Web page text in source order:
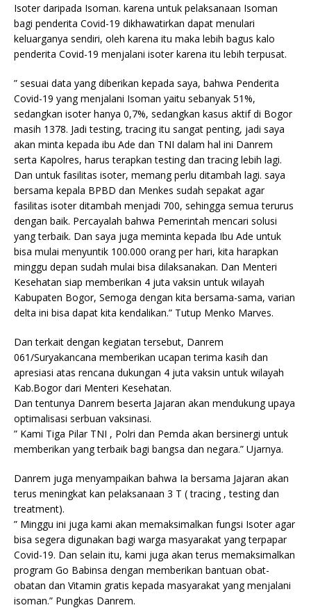
Isoter daripada Isoman. karena untuk pelaksanaan Isoman
bagi penderita Covid-19 dikhawatirkan dapat menulari
keluarganya sendiri, oleh karena itu maka lebih bagus kalo
penderita Covid-19 menjalani isoter karena itu lebih terpusat.
” sesuai data yang diberikan kepada saya, bahwa Penderita
Covid-19 yang menjalani Isoman yaitu sebanyak 51%,
sedangkan isoter hanya 0,7%, sedangkan kasus aktif di Bogor
masih 1378. Jadi testing, tracing itu sangat penting, jadi saya
akan minta kepada ibu Ade dan TNI dalam hal ini Danrem
serta Kapolres, harus terapkan testing dan tracing lebih lagi.
Dan untuk fasilitas isoter, memang perlu ditambah lagi. saya
bersama kepala BPBD dan Menkes sudah sepakat agar
fasilitas isoter ditambah menjadi 700, sehingga semua terurus
dengan baik. Percayalah bahwa Pemerintah mencari solusi
yang terbaik. Dan saya juga meminta kepada Ibu Ade untuk
bisa mulai menyuntik 100.000 orang per hari, kita harapkan
minggu depan sudah mulai bisa dilaksanakan. Dan Menteri
Kesehatan siap memberikan 4 juta vaksin untuk wilayah
Kabupaten Bogor, Semoga dengan kita bersama-sama, varian
delta ini bisa dapat kita kendalikan.” Tutup Menko Marves.
Dan terkait dengan kegiatan tersebut, Danrem
061/Suryakancana memberikan ucapan terima kasih dan
apresiasi atas rencana dukungan 4 juta vaksin untuk wilayah
Kab.Bogor dari Menteri Kesehatan.
Dan tentunya Danrem beserta Jajaran akan mendukung upaya
optimalisasi serbuan vaksinasi.
” Kami Tiga Pilar TNI , Polri dan Pemda akan bersinergi untuk
memberikan yang terbaik bagi bangsa dan negara.” Ujarnya.
Danrem juga menyampaikan bahwa Ia bersama Jajaran akan
terus meningkat kan pelaksanaan 3 T ( tracing , testing dan
treatment).
” Minggu ini juga kami akan memaksimalkan fungsi Isoter agar
bisa segera digunakan bagi warga masyarakat yang terpapar
Covid-19. Dan selain itu, kami juga akan terus memaksimalkan
program Go Babinsa dengan memberikan bantuan obat-
obatan dan Vitamin gratis kepada masyarakat yang menjalani
isoman.” Pungkas Danrem.